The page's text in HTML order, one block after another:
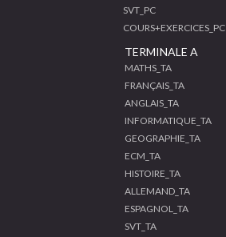
SVT_PC
COURS+EXERCICES_PC
TERMINALE A
MATHS_TA
FRANÇAIS_TA
ANGLAIS_TA
INFORMATIQUE_TA
GEOGRAPHIE_TA
ECM_TA
HISTOIRE_TA
ALLEMAND_TA
ESPAGNOL_TA
SVT_TA